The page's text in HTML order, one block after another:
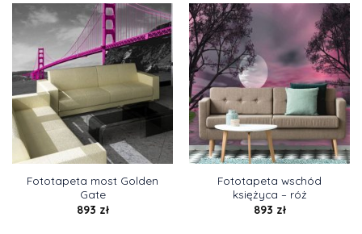
Fototapeta most Golden
Gate
893 zł
Fototapeta wschód
księżyca – róż
893 zł